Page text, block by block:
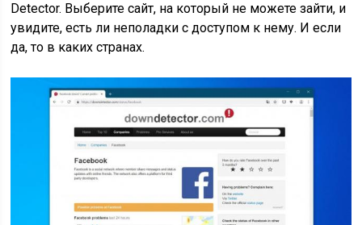
Detector. Выберите сайт, на который не можете зайти, и
увидите, есть ли неполадки с доступом к нему. И если
да, то в каких странах.